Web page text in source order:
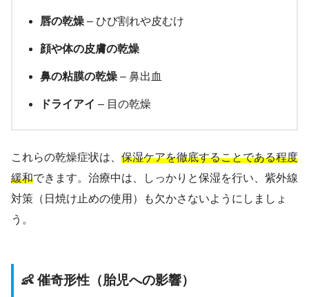
唇の乾燥 – ひび割れや皮むけ
顔や体の皮膚の乾燥
鼻の粘膜の乾燥 – 鼻出血
ドライアイ – 目の乾燥
これらの乾燥症状は、 保湿ケアを徹底することである程度
緩和できます。治療中は、しっかりと保湿を行い、紫外線
対策（日焼け止めの使用）も欠かさないようにしましょ
う。
👶 催奇形性（胎児への影響）